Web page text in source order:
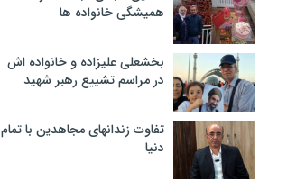
همیشگی خانواده ها
بخشعلی علیزاده و خانواده اش
در مراسم تشییع رهبر شهید
تفاوت زندانهای مجاهدین با تمام
دنیا